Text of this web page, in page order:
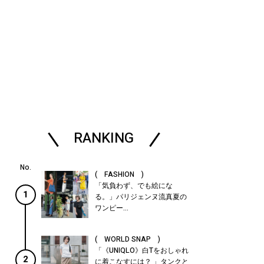
RANKING
1
( FASHION )
「気負わず、でも絵にな
る。」パリジェンヌ流真夏の
ワンピー...
2
( WORLD SNAP )
「《UNIQLO》白Tをおしゃれ
に着こなすには？ 」タンクと